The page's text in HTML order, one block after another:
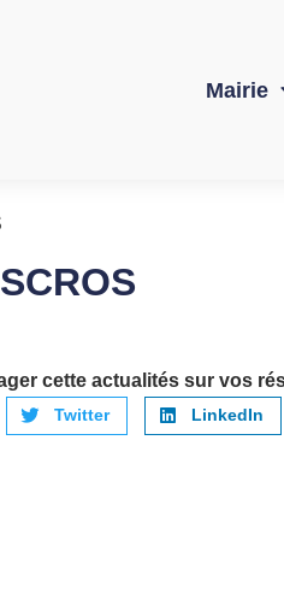
Mairie
cette actualités sur vos
Twitter LinkedIn